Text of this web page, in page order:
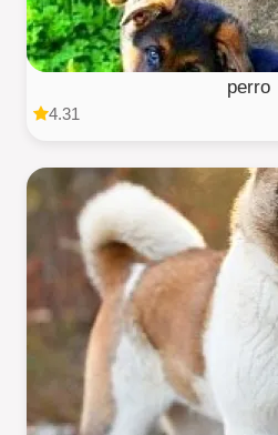
perro
4.31